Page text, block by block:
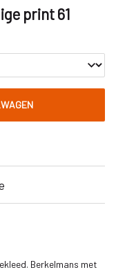
print 61
Berkelmans met